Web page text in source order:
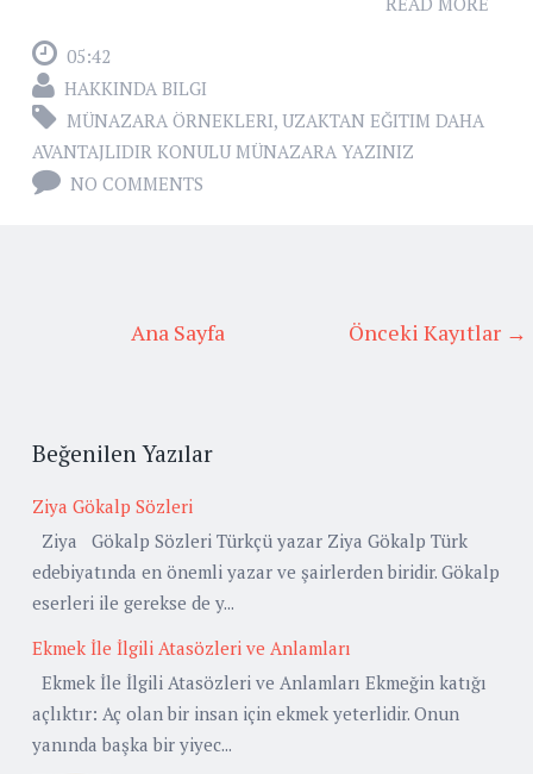
05:42
HAKKINDA BILGI
MÜNAZARA ÖRNEKLERI, UZAKTAN EĞITIM DAHA
AVANTAJLIDIR KONULU MÜNAZARA YAZINIZ
NO COMMENTS
Önceki Kayıtlar →
Ana Sayfa
Beğenilen Yazılar
Ziya Gökalp Sözleri
Ziya Gökalp Sözleri Türkçü yazar Ziya Gökalp Türk
edebiyatında en önemli yazar ve şairlerden biridir. Gökalp
eserleri ile gerekse de y...
Ekmek İle İlgili Atasözleri ve Anlamları
Ekmek İle İlgili Atasözleri ve Anlamları Ekmeğin katığı
açlıktır: Aç olan bir insan için ekmek yeterlidir. Onun
yanında başka bir yiyec...